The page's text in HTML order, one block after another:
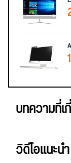
บทความที่
วิดีโอแนะนำ